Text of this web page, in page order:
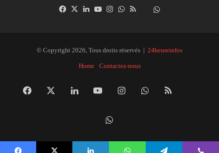
Facebook
X LinkedinYouTubeInstagramWhatsAppDailymotion
© Copyright 2026, Tous droits réservés | 24heureinfos
Home Contactez-nous
Facebook LinkedinYouTubeInstagramWhatsApp
RSS
la